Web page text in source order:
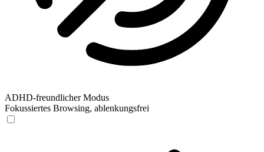
ADHD-freundlicher Modus
Fokussiertes Browsing, ablenkungsfrei